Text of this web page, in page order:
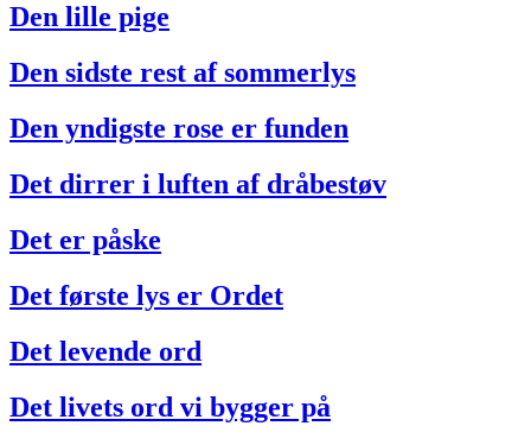
Den lille pige
Den sidste rest af sommerlys
Den yndigste rose er funden
Det dirrer i luften af dråbestøv
Det er påske
Det første lys er Ordet
Det levende ord
Det livets ord vi bygger på